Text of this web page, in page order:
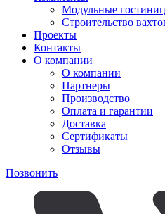
Модульные
Строительство
Проекты
Контакты
О компании
О компании
Партнеры
Производство
Оплата и гарантии
Доставка
Сертификаты
Отзывы
Позвонить